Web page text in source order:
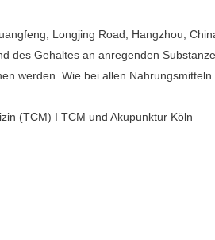
Longjing Road, Hangzhou,
des Gehaltes an anregenden
werden. Wie bei allen
(TCM) I TCM und Akupunktur Köln